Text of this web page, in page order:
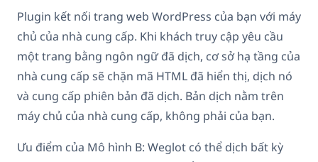
Plugin kết nối trang web WordPress của bạn với máy
chủ của nhà cung cấp. Khi khách truy cập yêu cầu
một trang bằng ngôn ngữ đã dịch, cơ sở hạ tầng của
nhà cung cấp sẽ chặn mã HTML đã hiển thị, dịch nó
và cung cấp phiên bản đã dịch. Bản dịch nằm trên
máy chủ của nhà cung cấp, không phải của bạn.
Ưu điểm của Mô hình B: Weglot có thể dịch bất kỳ